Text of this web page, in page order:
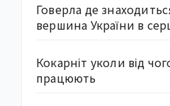
Говерла де
вершина України в
Кокарніт уколи від
працюють